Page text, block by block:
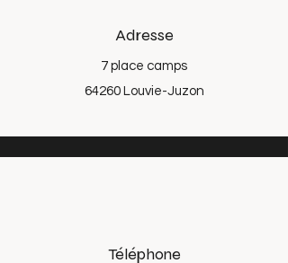
Adresse
7 place camps
64260 Louvie-Juzon
Téléphone